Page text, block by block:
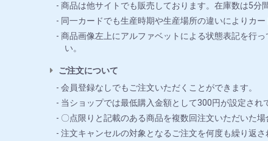
商品は他サイトでも販売しております。在庫数は5分
同一カードでも生産時期や生産場所の違いによりカ
商品画像左上にアルファベットによる状態表記を行
い。
ご注文について
会員登録なしでもご注文いただくことができます。
当ショップでは最低購入金額として300円が設定され
〇点限りと記載のある商品を複数回注文いただいた
注文キャンセルの対象となるご注文を何度も繰り返